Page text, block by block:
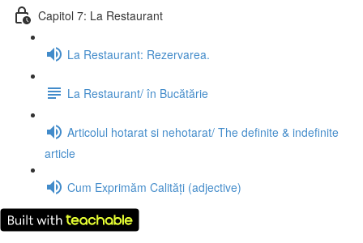
Capitol 7: La Restaurant
La Restaurant: Rezervarea.
La Restaurant/ în Bucătărie
Articolul hotarat si nehotarat/ The definite & indefinite
article
Cum Exprimăm Calități (adjective)